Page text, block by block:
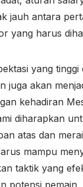
jauh antara
yang harus
yang
juga akan
kehadiran
diharapkan
atas dan
mampu
taktik yang
potensi